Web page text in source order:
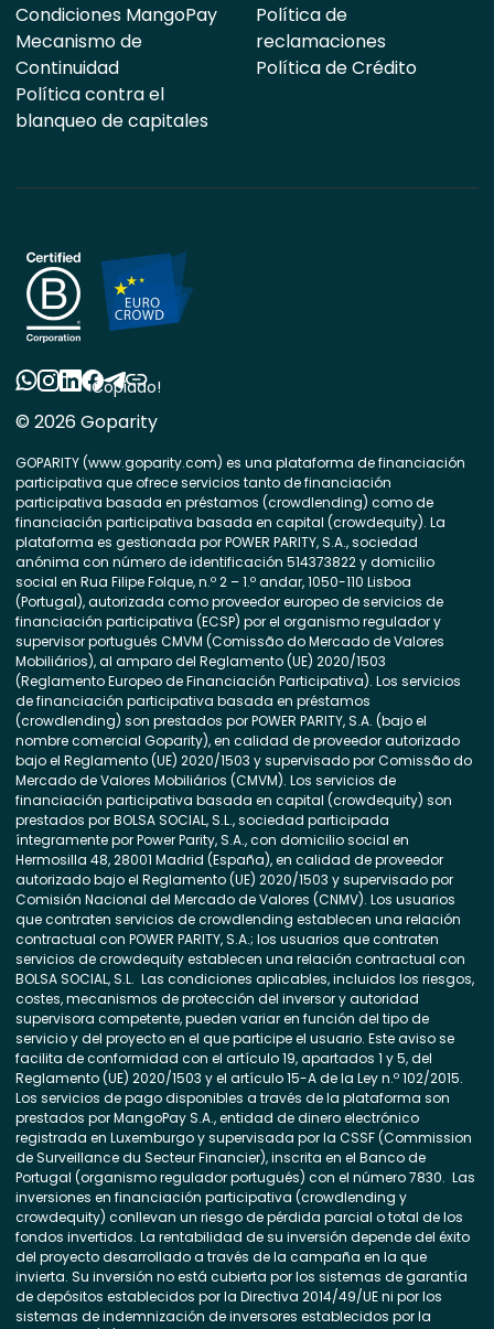
Condiciones MangoPay
Mecanismo de
Continuidad
Política contra el
blanqueo de capitales
Política de
reclamaciones
Política de Crédito
© 2026 Goparity
GOPARITY (www.goparity.com) es una plataforma de financiación
participativa que ofrece servicios tanto de financiación
participativa basada en préstamos (crowdlending) como de
financiación participativa basada en capital (crowdequity). La
plataforma es gestionada por POWER PARITY, S.A., sociedad
anónima con número de identificación 514373822 y domicilio
social en Rua Filipe Folque, n.º 2 – 1.º andar, 1050-110 Lisboa
(Portugal), autorizada como proveedor europeo de servicios de
financiación participativa (ECSP) por el organismo regulador y
supervisor portugués CMVM (Comissão do Mercado de Valores
Mobiliários), al amparo del Reglamento (UE) 2020/1503
(Reglamento Europeo de Financiación Participativa). Los servicios
de financiación participativa basada en préstamos
(crowdlending) son prestados por POWER PARITY, S.A. (bajo el
nombre comercial Goparity), en calidad de proveedor autorizado
bajo el Reglamento (UE) 2020/1503 y supervisado por Comissão do
Mercado de Valores Mobiliários (CMVM). Los servicios de
financiación participativa basada en capital (crowdequity) son
prestados por BOLSA SOCIAL, S.L., sociedad participada
íntegramente por Power Parity, S.A., con domicilio social en
Hermosilla 48, 28001 Madrid (España), en calidad de proveedor
autorizado bajo el Reglamento (UE) 2020/1503 y supervisado por
Comisión Nacional del Mercado de Valores (CNMV). Los usuarios
que contraten servicios de crowdlending establecen una relación
contractual con POWER PARITY, S.A.; los usuarios que contraten
servicios de crowdequity establecen una relación contractual con
BOLSA SOCIAL, S.L. Las condiciones aplicables, incluidos los riesgos,
costes, mecanismos de protección del inversor y autoridad
supervisora competente, pueden variar en función del tipo de
servicio y del proyecto en el que participe el usuario. Este aviso se
facilita de conformidad con el artículo 19, apartados 1 y 5, del
Reglamento (UE) 2020/1503 y el artículo 15-A de la Ley n.º 102/2015.
Los servicios de pago disponibles a través de la plataforma son
prestados por MangoPay S.A., entidad de dinero electrónico
registrada en Luxemburgo y supervisada por la CSSF (Commission
de Surveillance du Secteur Financier), inscrita en el Banco de
Portugal (organismo regulador portugués) con el número 7830. Las
inversiones en financiación participativa (crowdlending y
crowdequity) conllevan un riesgo de pérdida parcial o total de los
fondos invertidos. La rentabilidad de su inversión depende del éxito
del proyecto desarrollado a través de la campaña en la que
invierta. Su inversión no está cubierta por los sistemas de garantía
de depósitos establecidos por la Directiva 2014/49/UE ni por los
sistemas de indemnización de inversores establecidos por la
Copiado!